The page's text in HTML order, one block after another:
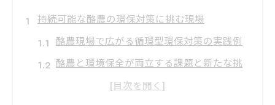
持続可能な酪農の環保対策に挑む現場
酪農現場で広がる循環型環保対策の実践例
酪農と環境保全が両立する課題と新たな挑